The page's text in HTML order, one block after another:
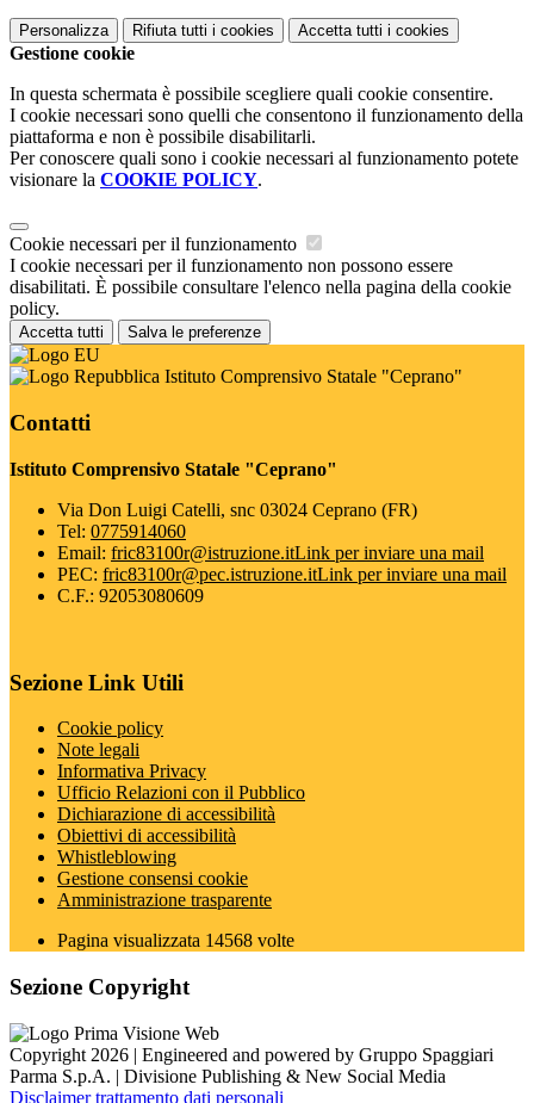
Personalizza Rifiuta tutti i cookies Accetta tutti i cookies
Gestione cookie
In questa schermata è possibile scegliere quali cookie consentire.
I cookie necessari sono quelli che consentono il funzionamento della
piattaforma e non è possibile disabilitarli.
Per conoscere quali sono i cookie necessari al funzionamento potete
visionare la COOKIE POLICY.
Cookie necessari per il funzionamento
I cookie necessari per il funzionamento non possono essere
disabilitati. È possibile consultare l'elenco nella pagina della cookie
policy.
Accetta tutti Salva le preferenze
Istituto Comprensivo Statale "Ceprano"
Contatti
Istituto Comprensivo Statale "Ceprano"
Via Don Luigi Catelli, snc 03024 Ceprano (FR)
Tel: 0775914060
Email: fric83100r@istruzione.itLink per inviare una mail
PEC: fric83100r@pec.istruzione.itLink per inviare una mail
C.F.: 92053080609
Sezione Link Utili
Cookie policy
Note legali
Informativa Privacy
Ufficio Relazioni con il Pubblico
Dichiarazione di accessibilità
Obiettivi di accessibilità
Whistleblowing
Gestione consensi cookie
Amministrazione trasparente
Pagina visualizzata 14568 volte
Sezione Copyright
Copyright 2026 | Engineered and powered by Gruppo Spaggiari
Parma S.p.A. | Divisione Publishing & New Social Media
Disclaimer trattamento dati personali